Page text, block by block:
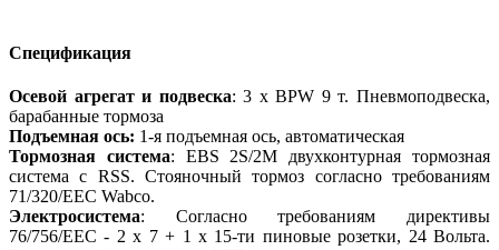
Спецификация
Осевой агрегат и подвеска: 3 x BPW 9 т. Пневмоподвеска,
барабанные тормоза
Подъемная ось: 1-я подъемная ось, автоматическая
Тормозная система: EBS 2S/2M двухконтурная тормозная
система с RSS. Стояночный тормоз согласно требованиям
71/320/EEC Wabco.
Электросистема: Согласно требованиям директивы
76/756/EEC - 2 x 7 + 1 x 15-ти пиновые розетки, 24 Вольта.